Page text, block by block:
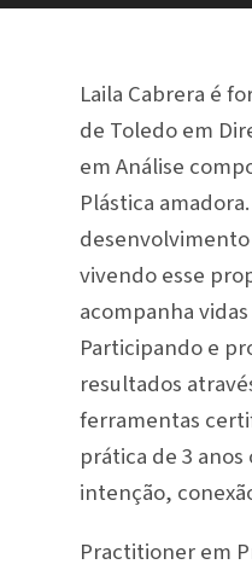
Laila Cabrera é
de Toledo em
em Análise
Plástica
vivendo esse
acompanha
Participando e
resultados
ferramentas
prática de 3
intenção,
Practitioner em